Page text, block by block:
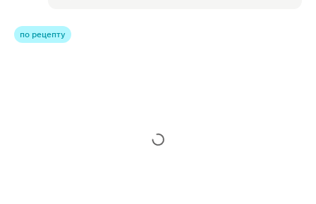
по рецепту